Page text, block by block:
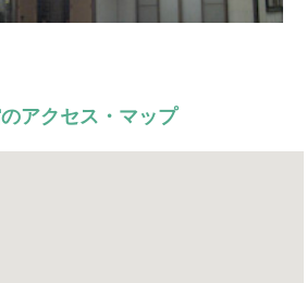
アクセス・マップ